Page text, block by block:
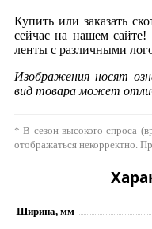
Купить или заказать
сейчас на нашем
ленты с различными
Изображения носят
вид товара может
* В сезон высокого спроса
отображаться некорректно.
Ширина, мм